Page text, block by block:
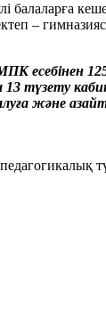
балаларға
–
есебінен
түзету
және